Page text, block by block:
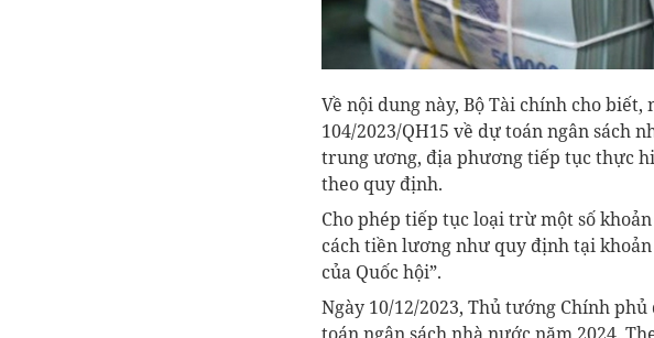
Về nội dung này, Bộ Tài chính cho biết,
104/2023/QH15 về dự toán ngân sách
trung ương, địa phương tiếp tục thực
theo quy định.
Cho phép tiếp tục loại trừ một số
cách tiền lương như quy định tại khoản
của Quốc hội”.
Ngày 10/12/2023, Thủ tướng Chính